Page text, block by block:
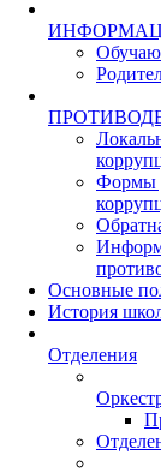
Формы
Основные
История
Отделения